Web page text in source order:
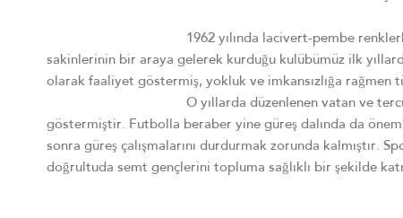
1962 yılında lacivert-pembe renklerle o
sakinlerinin bir araya gelerek kurduğu kulübümüz ilk
olarak faaliyet göstermiş, yokluk ve imkansızlığa
O yıllarda düzenlenen vatan ve tercüman
göstermiştir. Futbolla beraber yine güreş dalında da
sonra güreş çalışmalarını durdurmak zorunda kalmıştır.
doğrultuda semt gençlerini topluma sağlıklı bir şekilde